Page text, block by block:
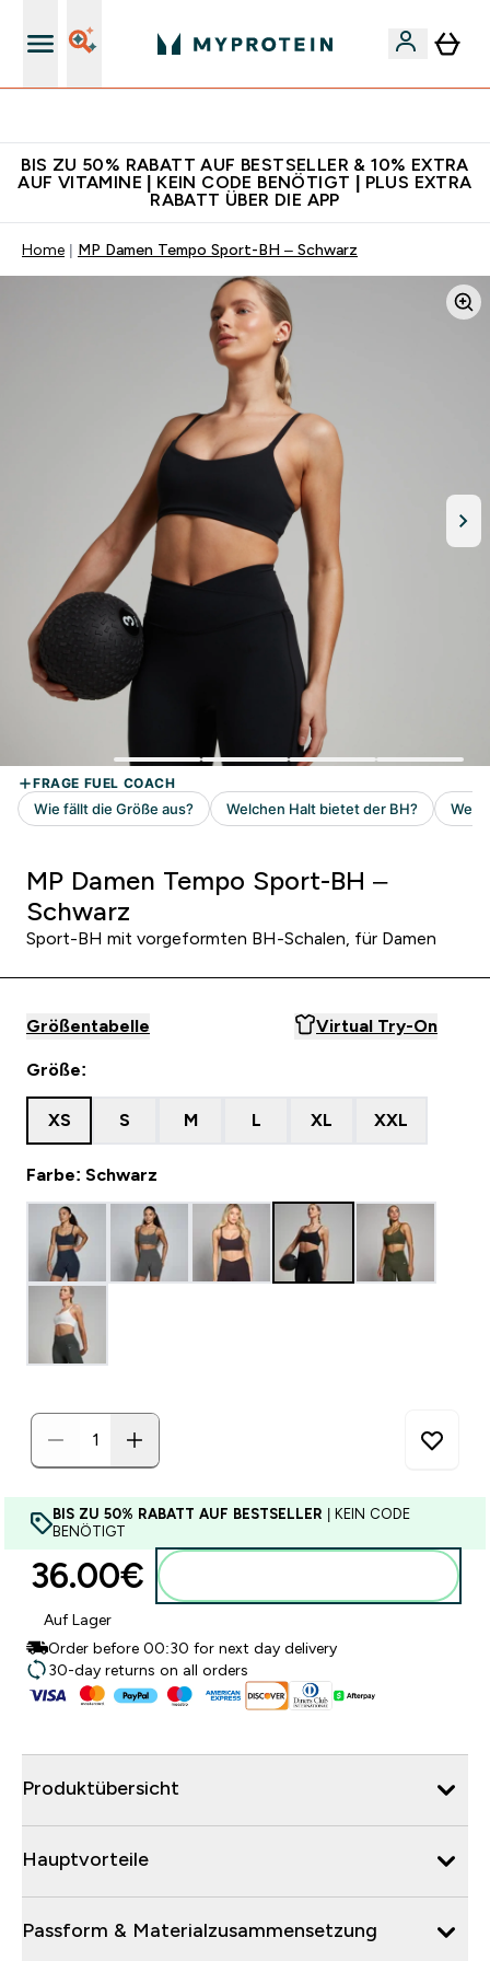
BIS ZU 50% RABATT AUF BESTSELLER & 10% EXTRA
AUF VITAMINE | KEIN CODE BENÖTIGT | PLUS EXTRA
RABATT ÜBER DIE APP
Home MP Damen Tempo Sport-BH – Schwarz
MP Damen Tempo Sport-BH –
Schwarz
Sport-BH mit vorgeformten BH-Schalen, für Damen
Größentabelle Virtual Try-On
Größe:
XS S M L XL XXL
Farbe: Schwarz
BIS ZU 50% RABATT AUF BESTSELLER | KEIN CODE
BENÖTIGT
36.00€‎
Auf Lager
Order before 00:30 for next day delivery
30-day returns on all orders
Produktübersicht
Hauptvorteile
Passform & Materialzusammensetzung